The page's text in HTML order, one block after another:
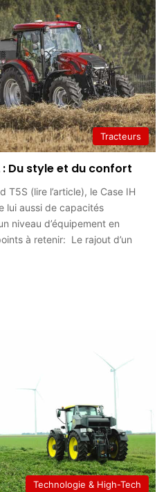
Tracteurs
: Du style et du confort
T5S (lire l’article), le Case IH
lui aussi de capacités
niveau d’équipement en
à retenir: Le rajout d’un
Technologie & High-Tech